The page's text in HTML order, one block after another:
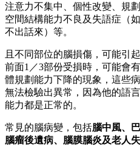
注意力不集中、個性改變、規
空間結構能力不良及失語症（
不出話來）等。
且不同部位的腦損傷，可能引
前面1／3部份受損時，可能會
體規劃能力下降的現象，這些
無法檢驗出異常，因為他的語
能力都是正常的。
常見的腦病變，包括腦中風、
腦瘤後遺病、腦膜腦炎及老人